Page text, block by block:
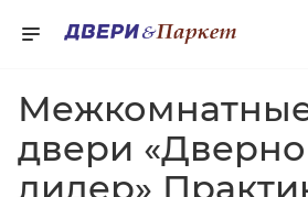
двери
лидер»